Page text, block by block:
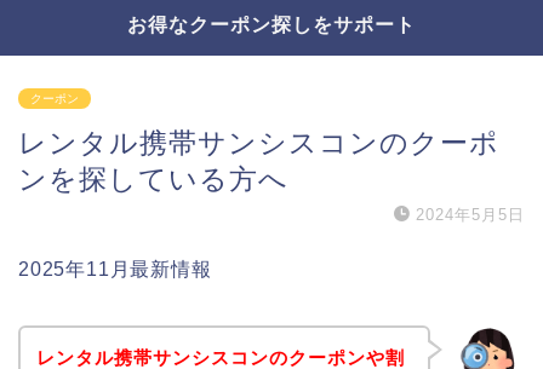
お得なクーポン探しをサポート
クーポン
レンタル携帯サンシスコンのクーポ
ンを探している方へ
2024年5月5日
2025年11月最新情報
レンタル携帯サンシスコンのクーポンや割